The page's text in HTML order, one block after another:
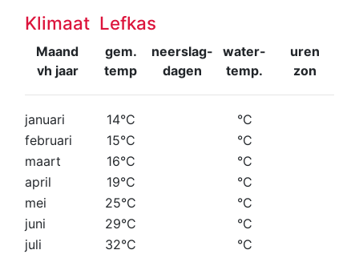
Klimaat Lefkas
Maand
vh jaar
gem.
temp
neerslag-
dagen
water-
temp.
uren
zon
januari 14°C
°C
februari
15°C
°C
maart
16°C
°C
april
19°C
°C
mei
25°C
°C
juni
29°C
°C
juli
32°C
°C